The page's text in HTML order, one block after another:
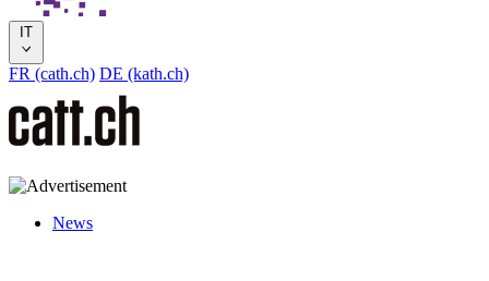
IT
FR (cath.ch) DE (kath.ch)
News